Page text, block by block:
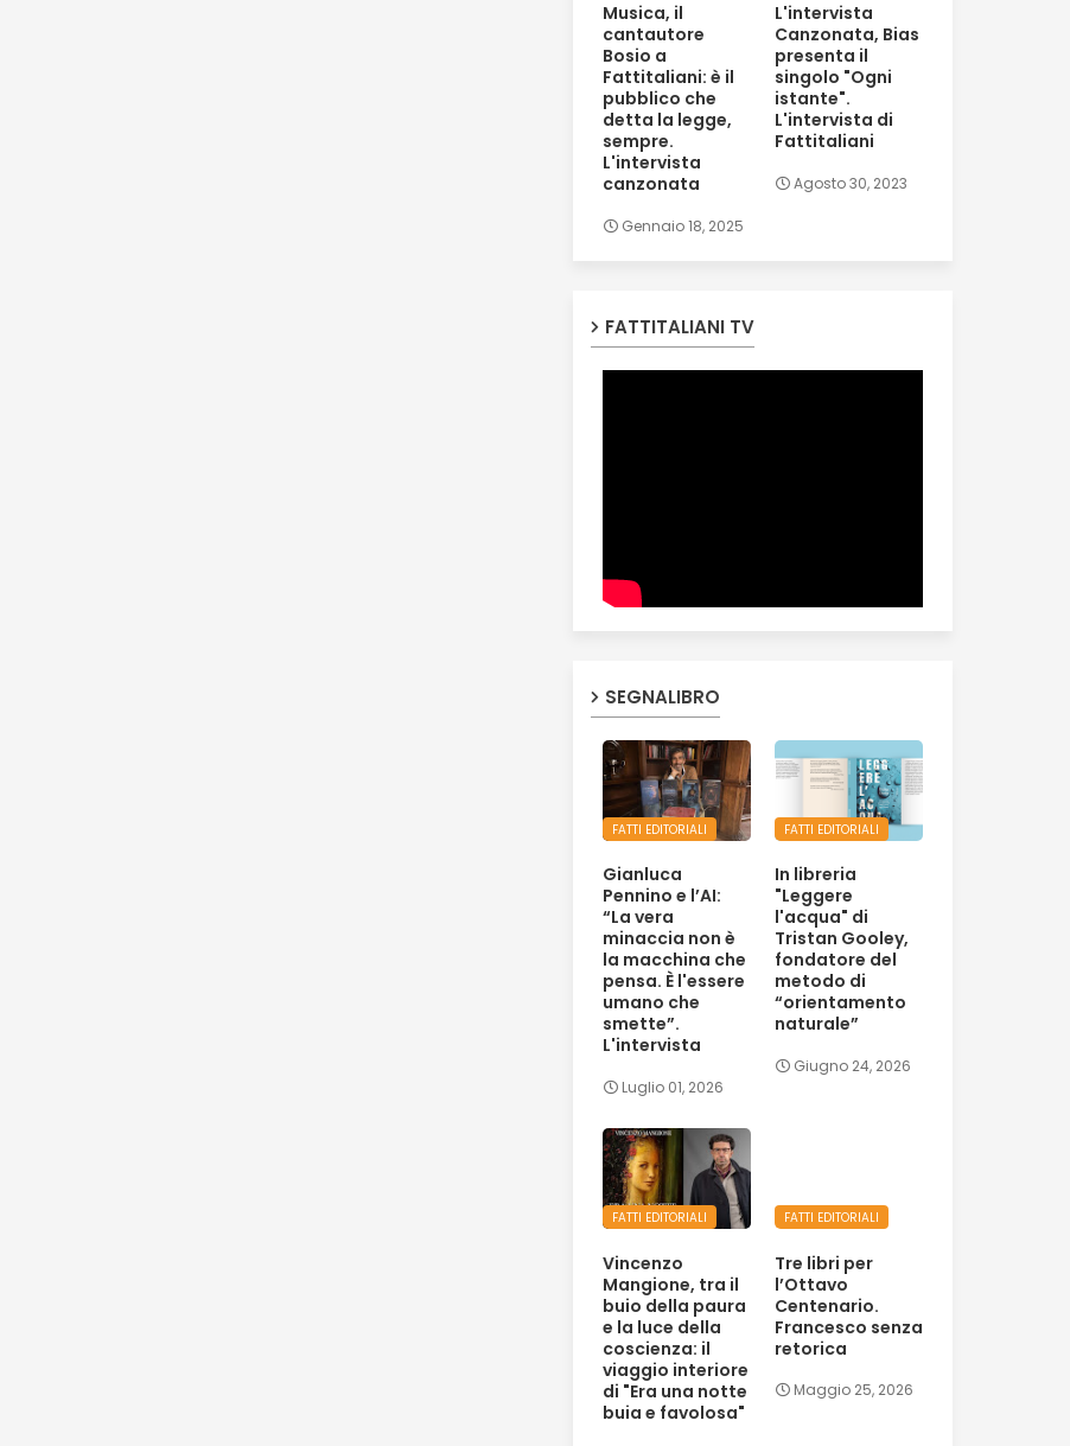
Musica, il
cantautore
Bosio a
Fattitaliani: è il
pubblico che
detta la legge,
sempre.
L'intervista
canzonata
Gennaio 18, 2025
L'intervista
Canzonata, Bias
presenta il
singolo "Ogni
istante".
L'intervista di
Fattitaliani
Agosto 30, 2023
FATTITALIANI TV
SEGNALIBRO
FATTI EDITORIALI
Gianluca
Pennino e l’AI:
“La vera
minaccia non è
la macchina che
pensa. È l'essere
umano che
smette”.
L'intervista
Luglio 01, 2026
FATTI EDITORIALI
In libreria
"Leggere
l'acqua" di
Tristan Gooley,
fondatore del
metodo di
“orientamento
naturale”
Giugno 24, 2026
FATTI EDITORIALI
Vincenzo
Mangione, tra il
buio della paura
e la luce della
coscienza: il
viaggio interiore
di "Era una notte
buia e favolosa"
FATTI EDITORIALI
Tre libri per
l’Ottavo
Centenario.
Francesco senza
retorica
Maggio 25, 2026